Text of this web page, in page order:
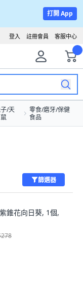
打開 App
客服中心
註冊會員
登入
/天
零食/磨牙/保健
食品
篩選器
錐花向日葵, 1個,